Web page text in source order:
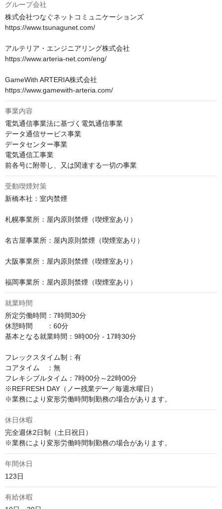
グループ会社
株式会社つなぐネットコミュニケーションズ
https://www.tsunagunet.com/
アルテリア・エンジニアリング株式会社
https://www.arteria-net.com/eng/
GameWith ARTERIA株式会社
https://www.gamewith-arteria.com/
事業内容
電気通信事業法に基づく電気通信事業
データ通信サービス事業
データセンター事業
電気通信工事業
前各号に附帯し、又は関連する一切の事業
受動喫煙対策
新橋本社：室内禁煙
札幌事業所：屋内原則禁煙（喫煙室あり）
名古屋事業所：屋内原則禁煙（喫煙室あり）
大阪事業所：屋内原則禁煙（喫煙室あり）
福岡事業所：屋内原則禁煙（喫煙室あり）
就業時間
所定労働時間：7時間30分
休憩時間　　：60分
基本となる就業時間：9時00分 - 17時30分
フレックスタイム制：有
コアタイム　：無
フレキシブルタイム：7時00分～22時00分
※REFRESH DAY（ノー残業デー／毎週水曜日）
※業務により変形労働時間制勤務の場合があります。
休日休暇
完全週休2日制（土日祝日）
※業務により変形労働時間制勤務の場合があります。
年間休日
123日
有給休暇